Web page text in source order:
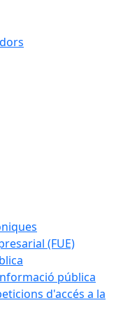
(FUE)
pública
d'accés a la